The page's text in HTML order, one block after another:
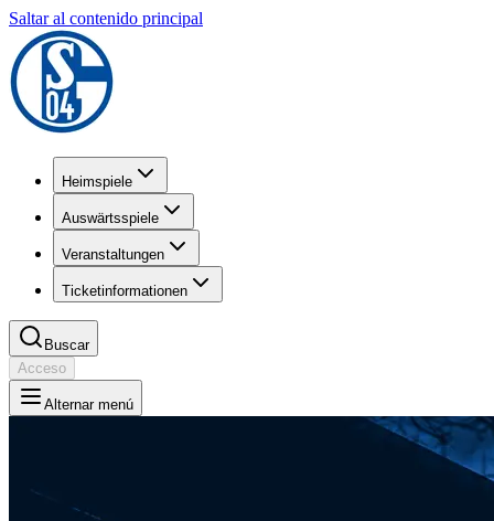
Saltar al contenido principal
Heimspiele
Auswärtsspiele
Veranstaltungen
Ticketinformationen
Buscar
Acceso
Alternar menú